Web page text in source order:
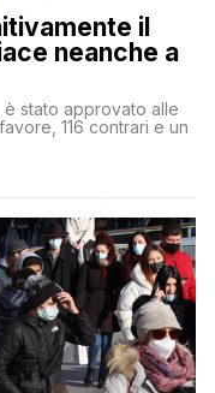
il
neanche a
stato approvato alle
116 contrari e un